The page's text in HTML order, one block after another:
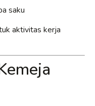
saku
aktivitas kerja